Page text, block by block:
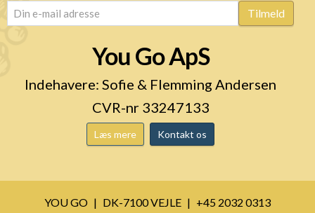
email (Påkrævet) Tilmeld
You Go ApS
Indehavere: Sofie & Flemming Andersen
CVR-nr 33247133
Læs mere Kontakt os
YOU GO DK-7100 VEJLE
+45 2032 0313